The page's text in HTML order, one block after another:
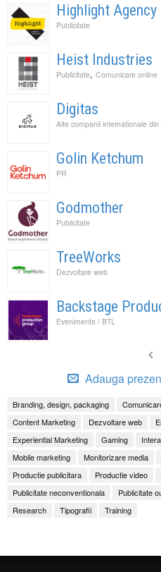
Highlight Agency
Publicitate
Heist Industries
Publicitate, Comunicare online
Digitas
Alte companii internationale
Golin Ketchum
PR
Godmother
Publicitate
TreeWorks
Dezvoltare web
Backstage
Evenimente / BTL
Adauga
Branding, design, packaging
Content Marketing
Dezvoltare web
Experiential Marketing
Gaming
Mobile marketing
Monitorizare media
Productie publicitara
Productie video
Publicitate neconventionala
Publicitate
Research
Tipografii Training